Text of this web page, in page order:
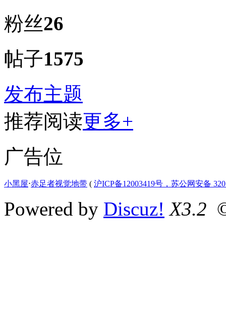
粉丝26
帖子1575
发布主题
推荐阅读更多+
广告位
小黑屋⋅赤足者视觉地带 ( 沪ICP备12003419号，苏公网安备
Powered by Discuz! X3.2